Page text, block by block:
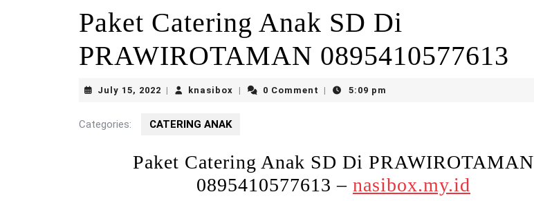
Paket Catering Anak SD Di
PRAWIROTAMAN 0895410577613
July 15, 2022 July
knasibox knasibox0 Comment 5:09 pm
Categories: CATERING ANAK
Paket Catering Anak SD Di PRAWIROTAMAN
0895410577613 – nasibox.my.id